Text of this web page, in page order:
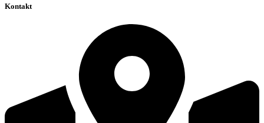
Kontakt